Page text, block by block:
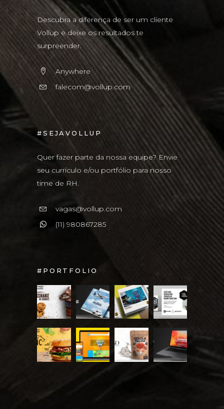
Descubra a diferença de ser um cliente
Vollup e deixe os resultados te
surpreender.
Anywhere
falecom@vollup.com
#SEJAVOLLUP
Quer fazer parte da nossa equipe? Envie
seu currículo e/ou portfólio para nosso
time de RH.
vagas@vollup.com
(11) 980867285
#PORTFOLIO